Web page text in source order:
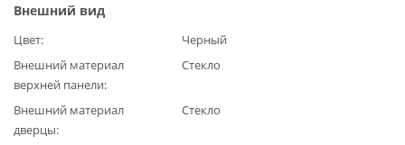
Внешний вид
Цвет
Черный
Внешний материал
верхней панели
Стекло
Внешний материал
дверцы
Стекло